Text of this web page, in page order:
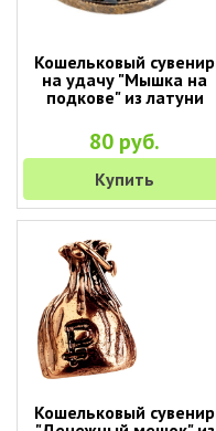
Кошельковый сувенир
на удачу "Мышка на
подкове" из латуни
80 руб.
Купить
Кошельковый сувенир